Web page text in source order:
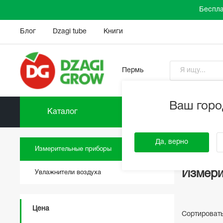
Блог Dzagi tube Книги
Пермь
Ваш
Да, верно
Каталог Прайс-
Измерительные приборы
Увлажнители воздуха
Цена
DzagiGrow